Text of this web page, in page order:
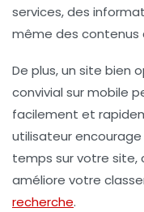
services, des
même des contenus
De plus, un site bien
convivial sur mobile
facilement et
utilisateur encourage
temps sur votre site,
améliore votre
recherche.